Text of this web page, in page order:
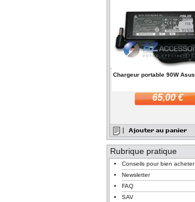
Chargeur portable 90W Asus
65,00 €
Rubrique pratique
Conseils pour bien acheter
Newsletter
FAQ
SAV